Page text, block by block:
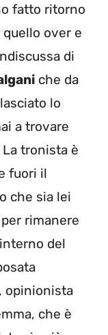
fatto ritorno
over e
di
che da
lo
a trovare
tronista è
fuori il
che sia lei
rimanere
del
, opinionista
che è